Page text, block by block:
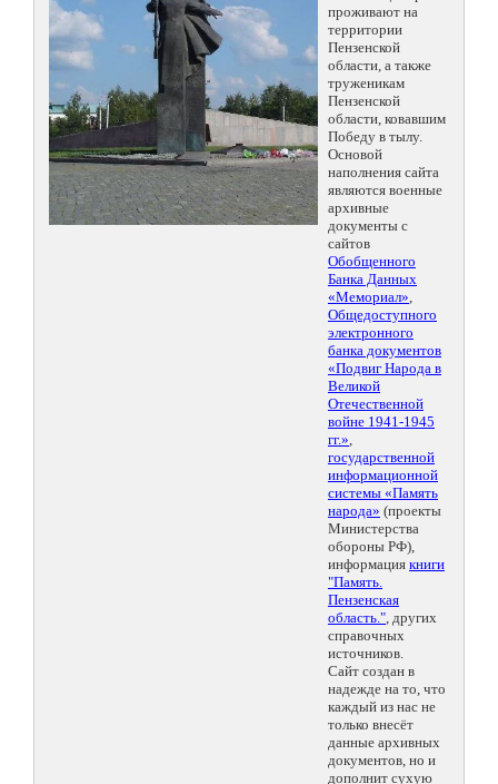
проживают на
территории
Пензенской
области, а также
труженикам
Пензенской
области, ковавшим
Победу в тылу.
Основой
наполнения сайта
являются военные
архивные
документы с
сайтов
Обобщенного
Банка Данных
«Мемориал»,
Общедоступного
электронного
банка документов
«Подвиг Народа в
Великой
Отечественной
войне 1941-1945
гг.»,
государственной
информационной
системы «Память
народа» (проекты
Министерства
обороны РФ),
информация книги
"Память.
Пензенская
область.", других
справочных
источников.
Сайт создан в
надежде на то, что
каждый из нас не
только внесёт
данные архивных
документов, но и
дополнит сухую